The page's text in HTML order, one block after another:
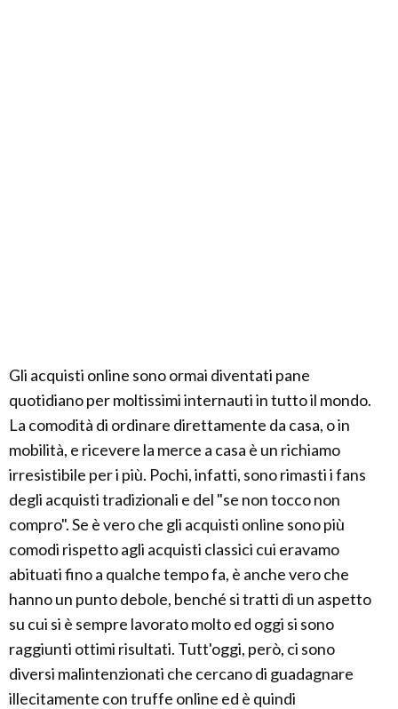
Gli acquisti online sono ormai diventati pane
quotidiano per moltissimi internauti in tutto il mondo.
La comodità di ordinare direttamente da casa, o in
mobilità, e ricevere la merce a casa è un richiamo
irresistibile per i più. Pochi, infatti, sono rimasti i fans
degli acquisti tradizionali e del "se non tocco non
compro". Se è vero che gli acquisti online sono più
comodi rispetto agli acquisti classici cui eravamo
abituati fino a qualche tempo fa, è anche vero che
hanno un punto debole, benché si tratti di un aspetto
su cui si è sempre lavorato molto ed oggi si sono
raggiunti ottimi risultati. Tutt'oggi, però, ci sono
diversi malintenzionati che cercano di guadagnare
illecitamente con truffe online ed è quindi